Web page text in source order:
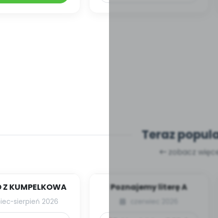
Teraz
zobacz
Z KUMPELKOWA
sierpień 2026
Poznajemy literę A